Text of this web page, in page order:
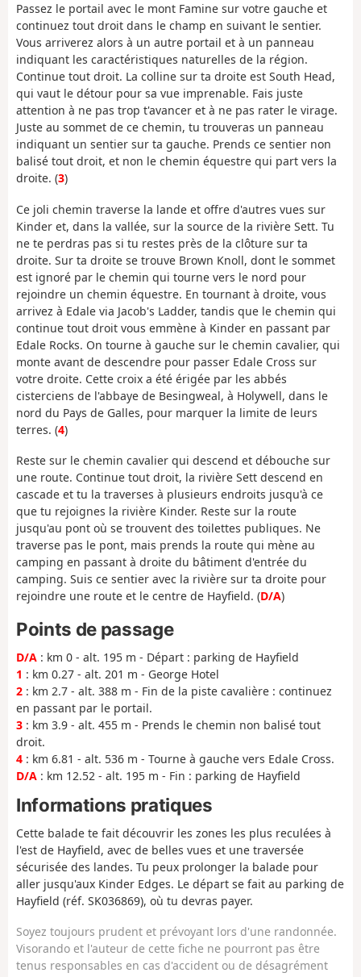
Passez le portail avec le mont Famine sur votre gauche et
continuez tout droit dans le champ en suivant le sentier.
Vous arriverez alors à un autre portail et à un panneau
indiquant les caractéristiques naturelles de la région.
Continue tout droit. La colline sur ta droite est South Head,
qui vaut le détour pour sa vue imprenable. Fais juste
attention à ne pas trop t'avancer et à ne pas rater le virage.
Juste au sommet de ce chemin, tu trouveras un panneau
indiquant un sentier sur ta gauche. Prends ce sentier non
balisé tout droit, et non le chemin équestre qui part vers la
droite. (3)
Ce joli chemin traverse la lande et offre d'autres vues sur
Kinder et, dans la vallée, sur la source de la rivière Sett. Tu
ne te perdras pas si tu restes près de la clôture sur ta
droite. Sur ta droite se trouve Brown Knoll, dont le sommet
est ignoré par le chemin qui tourne vers le nord pour
rejoindre un chemin équestre. En tournant à droite, vous
arrivez à Edale via Jacob's Ladder, tandis que le chemin qui
continue tout droit vous emmène à Kinder en passant par
Edale Rocks. On tourne à gauche sur le chemin cavalier, qui
monte avant de descendre pour passer Edale Cross sur
votre droite. Cette croix a été érigée par les abbés
cisterciens de l'abbaye de Besingweal, à Holywell, dans le
nord du Pays de Galles, pour marquer la limite de leurs
terres. (4)
Reste sur le chemin cavalier qui descend et débouche sur
une route. Continue tout droit, la rivière Sett descend en
cascade et tu la traverses à plusieurs endroits jusqu'à ce
que tu rejoignes la rivière Kinder. Reste sur la route
jusqu'au pont où se trouvent des toilettes publiques. Ne
traverse pas le pont, mais prends la route qui mène au
camping en passant à droite du bâtiment d'entrée du
camping. Suis ce sentier avec la rivière sur ta droite pour
rejoindre une route et le centre de Hayfield. (D/A)
Points de passage
D/A : km 0 - alt. 195 m - Départ : parking de Hayfield
1 : km 0.27 - alt. 201 m - George Hotel
2 : km 2.7 - alt. 388 m - Fin de la piste cavalière : continuez
en passant par le portail.
3 : km 3.9 - alt. 455 m - Prends le chemin non balisé tout
droit.
4 : km 6.81 - alt. 536 m - Tourne à gauche vers Edale Cross.
D/A : km 12.52 - alt. 195 m - Fin : parking de Hayfield
Informations pratiques
Cette balade te fait découvrir les zones les plus reculées à
l'est de Hayfield, avec de belles vues et une traversée
sécurisée des landes. Tu peux prolonger la balade pour
aller jusqu'aux Kinder Edges. Le départ se fait au parking de
Hayfield (réf. SK036869), où tu devras payer.
Soyez toujours prudent et prévoyant lors d'une randonnée.
Visorando et l'auteur de cette fiche ne pourront pas être
tenus responsables en cas d'accident ou de désagrément